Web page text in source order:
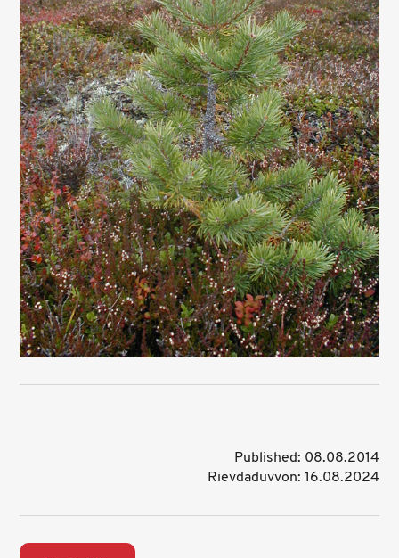
Published: 08.08.2014
Rievdaduvvon: 16.08.2024